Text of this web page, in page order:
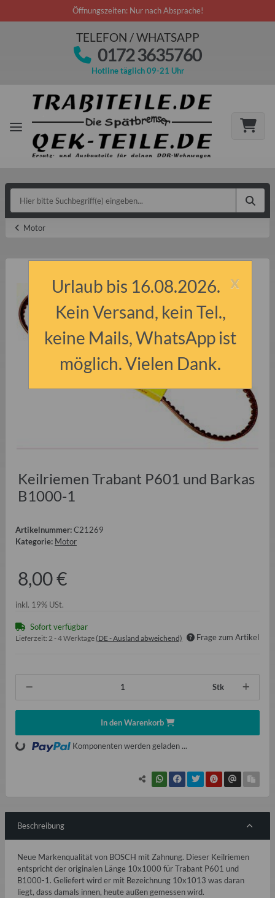
Öffnungszeiten: Nur nach Absprache!
TELEFON / WHATSAPP
0172 3635760
Hotline täglich 09-21 Uhr
Motor
Keilriemen Trabant P601 und Barkas
B1000-1
Artikelnummer:C21269
Kategorie: Motor
8,00 €
inkl. 19% USt.
Sofort verfügbar
Lieferzeit: 2 - 4 Werktage (DE - Ausland abweichend) Frage zum Artikel
Stk
In den Warenkorb
Loading... Komponenten werden geladen ...
Beschreibung
Neue Markenqualität von BOSCH mit Zahnung. Dieser Keilriemen
entspricht der originalen Länge 10x1000 für Trabant P601 und
B1000-1. Geliefert wird er mit Bezeichnung 10x1013 was daran
liegt, dass damals innen, heute außen gemessen wird.
x
Urlaub bis 16.08.2026.
Kein Versand, kein Tel.,
keine Mails, WhatsApp ist
möglich. Vielen Dank.